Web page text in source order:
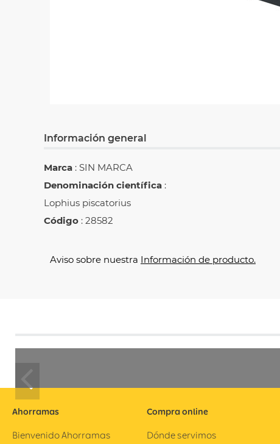
Información general
Marca : SIN MARCA
Denominación científica :
Lophius piscatorius
Código : 28582
Aviso sobre nuestra Información de producto.
Previous
Ahorramas
Bienvenido Ahorramas
Compra online
Dónde servimos